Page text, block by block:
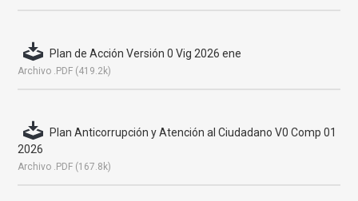
Plan de Acción Versión 0 Vig 2026 ene
Archivo .PDF (419.2k)
Plan Anticorrupción y Atención al Ciudadano V0 Comp 01
2026
Archivo .PDF (167.8k)